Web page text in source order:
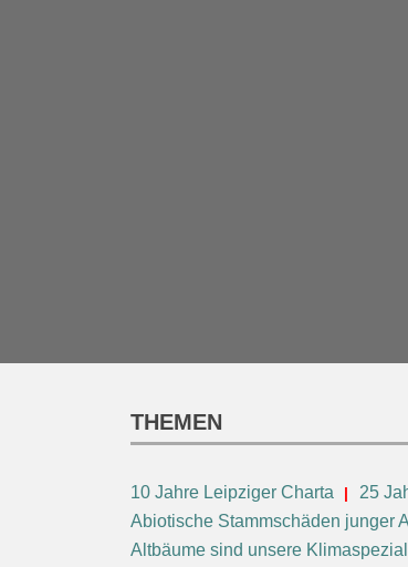
THEMEN
10 Jahre Leipziger Charta 25
Abiotische Stammschäden junger
Altbäume sind unsere